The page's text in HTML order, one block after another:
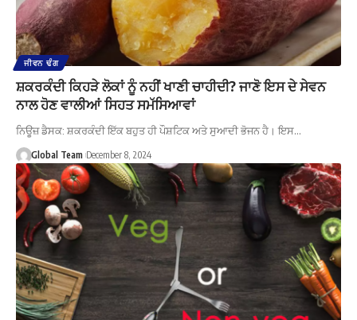
ਜੀਵਨ ਢੰਗ
ਸ਼ਕਰਕੰਦੀ ਕਿਹੜੇ ਲੋਕਾਂ ਨੂੰ ਨਹੀਂ ਖਾਣੀ ਚਾਹੀਦੀ? ਜਾਣੋ ਇਸ ਦੇ ਸੇਵਨ
ਨਾਲ ਹੋਣ ਵਾਲੀਆਂ ਸਿਹਤ ਸਮੱਸਿਆਵਾਂ
ਨਿਊਜ਼ ਡੈਸਕ: ਸ਼ਕਰਕੰਦੀ ਇੱਕ ਬਹੁਤ ਹੀ ਪੌਸ਼ਟਿਕ ਅਤੇ ਸੁਆਦੀ ਭੋਜਨ ਹੈ। ਇਸ…
Global Team December 8, 2024